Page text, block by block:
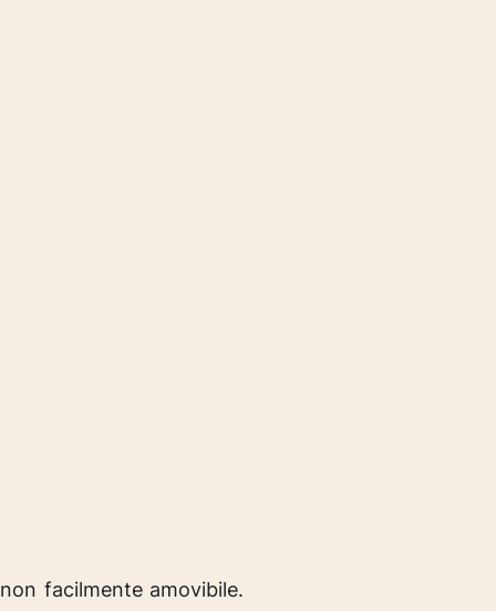
facilmente amovibile.